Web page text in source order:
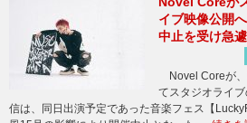
イブ映像公開
中止を受け急
Novel Coreが
てスタジオライ
信は、同日出演予定であった音楽フェス【